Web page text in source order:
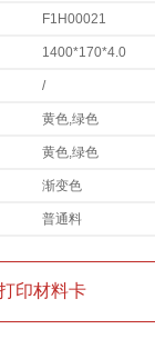
F1H00021
1400*170*4.0
/
黄色,绿色
黄色,绿色
渐变色
普通料
印材料卡